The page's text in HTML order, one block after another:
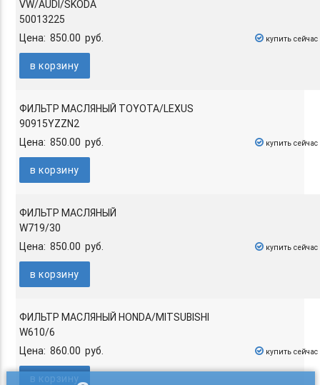
VW/AUDI/SKODA
50013225
Цена: 850.00 руб.
купить сейчас
в корзину
ФИЛЬТР МАСЛЯНЫЙ TOYOTA/LEXUS
90915YZZN2
Цена: 850.00 руб.
купить сейчас
в корзину
ФИЛЬТР МАСЛЯНЫЙ
W719/30
Цена: 850.00 руб.
купить сейчас
в корзину
ФИЛЬТР МАСЛЯНЫЙ HONDA/MITSUBISHI
W610/6
Цена: 860.00 руб.
купить сейчас
в корзину